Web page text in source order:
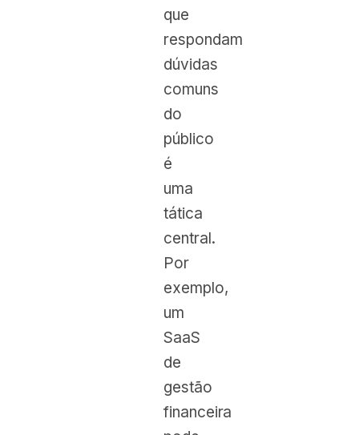
que
respondam
dúvidas
comuns
do
público
é
uma
tática
central.
Por
exemplo,
um
SaaS
de
gestão
financeira